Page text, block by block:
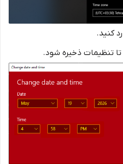
کنید.
تا تنظیمات ذخیره شود.